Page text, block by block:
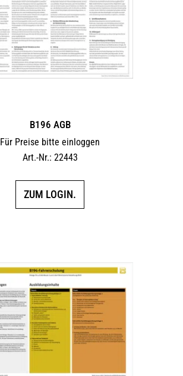
B196 AGB
Für Preise bitte einloggen
Art.-Nr.: 22443
ZUM LOGIN.